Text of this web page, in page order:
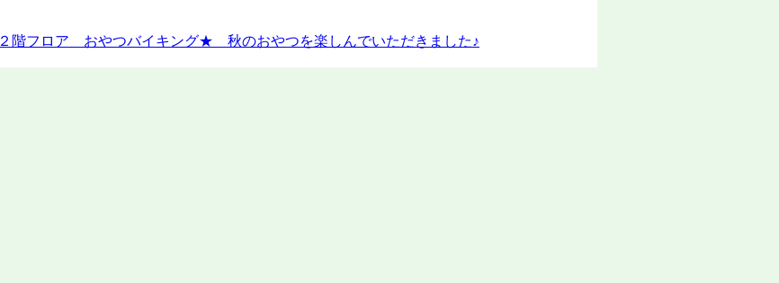
２階フロア おやつバイキング★ 秋のおやつを楽しんでいただきました♪